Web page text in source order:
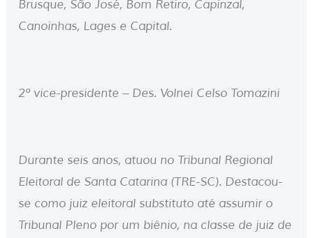
Brusque, São José, Bom Retiro, Capinzal,
Canoinhas, Lages e Capital.
2º vice-presidente – Des. Volnei Celso Tomazini
Durante seis anos, atuou no Tribunal Regional
Eleitoral de Santa Catarina (TRE-SC). Destacou-
se como juiz eleitoral substituto até assumir o
Tribunal Pleno por um biênio, na classe de juiz de